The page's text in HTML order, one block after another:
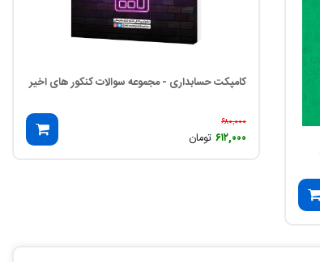
کامپکت حسابداری - مجموعه سوالات کنکور های اخیر
۶۸۰,۰۰۰
۶۱۲,۰۰۰ تومان